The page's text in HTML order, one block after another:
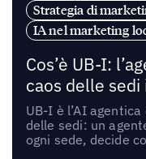
Strategia di
IA nel marketing
Cos’è UB-I:
caos delle
UB-I è l’AI
delle sedi: un
ogni sede, decide